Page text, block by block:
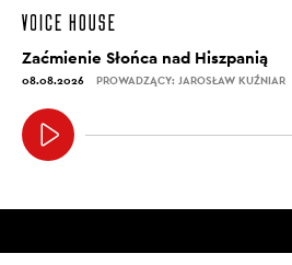
Zaćmienie Słońca nad Hiszpanią
08.08.2026 PROWADZĄCY: JAROSŁAW KUŹNIAR